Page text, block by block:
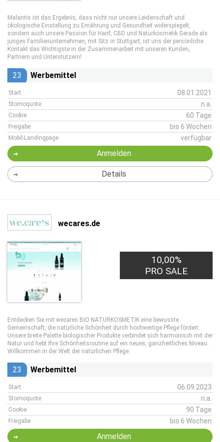
Malantis ist das Ergebnis, dass nicht nur unsere Leidenschaft und
ökologische Einstellung zu Ernährung und Gesundheit widerspiegelt,
sondern auch unsere Passion für Hanf, CBD und Naturkosmetik.Gerade als
junges Familienunternehmen, mit Sitz in Stuttgart, ist uns der persönliche
Kontakt das Wichtigste in der Zusammenarbeit mit unseren Kunden,
Partnern und Unterstützern!
23 Werbemittel
Start 08.01.2021
Stornoquote n.a.
Cookie 60 Tage
Freigabe bis 6 Wochen
Mobil-Landingpage verfügbar
Anmelden
Details
wecares.de
10,00%
PRO SALE
Entdecken Sie mit wecares BIO NATURKOSMETIK eine bewusste
Gemeinschaft, die natürliche Schönheit durch hochwertige Pflege fördert.
Unsere breite Palette biologischer Produkte verbindet sich harmonisch mit der
Natur und hebt Ihre Schönheitsroutine auf ein neues, ganzheitliches Niveau.
Willkommen in der Welt der natürlichen Pflege.
23 Werbemittel
Start 06.09.2023
Stornoquote n.a.
Cookie 90 Tage
Freigabe bis 6 Wochen
Anmelden